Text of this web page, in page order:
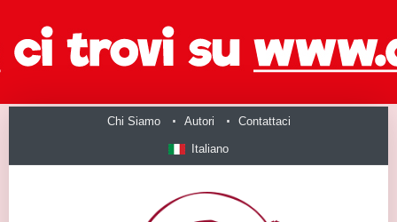
Chi Siamo Autori Contattaci
Italiano